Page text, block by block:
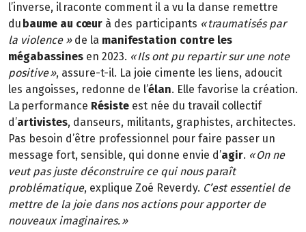
l’inverse, il raconte comment il a vu la danse remettre
du baume au cœur à des participants « traumatisés par
la violence » de la manifestation contre les
mégabassines en 2023. « Ils ont pu repartir sur une note
positive », assure-t-il. La joie cimente les liens, adoucit
les angoisses, redonne de l’élan. Elle favorise la création.
La performance Résiste est née du travail collectif
d’artivistes, danseurs, militants, graphistes, architectes.
Pas besoin d’être professionnel pour faire passer un
message fort, sensible, qui donne envie d’agir. « On ne
veut pas juste déconstruire ce qui nous paraît
problématique, explique Zoé Reverdy. C’est essentiel de
mettre de la joie dans nos actions pour apporter de
nouveaux imaginaires. »